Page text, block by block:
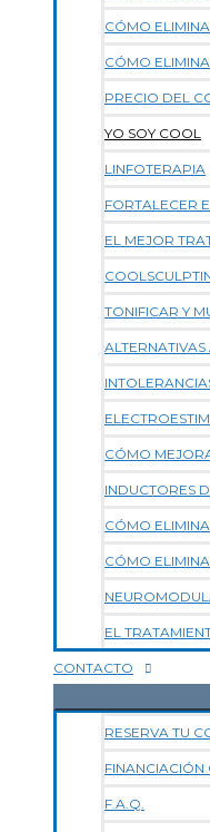
CÓMO
CÓMO
PRECIO DEL
YO SOY COOL
LINFOTERAPIA
FORTALECER
EL MEJOR
TONIFICAR Y
CÓMO
INDUCTORES
CÓMO
CÓMO
EL
CONTACTO
RESERVA TU
FINANCIACIÓN
F.A.Q.